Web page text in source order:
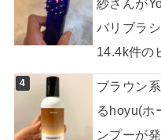
紗さんが
バリブラシ
14.4k件の
ブラウン
るhoyu(ホ
ンプーが